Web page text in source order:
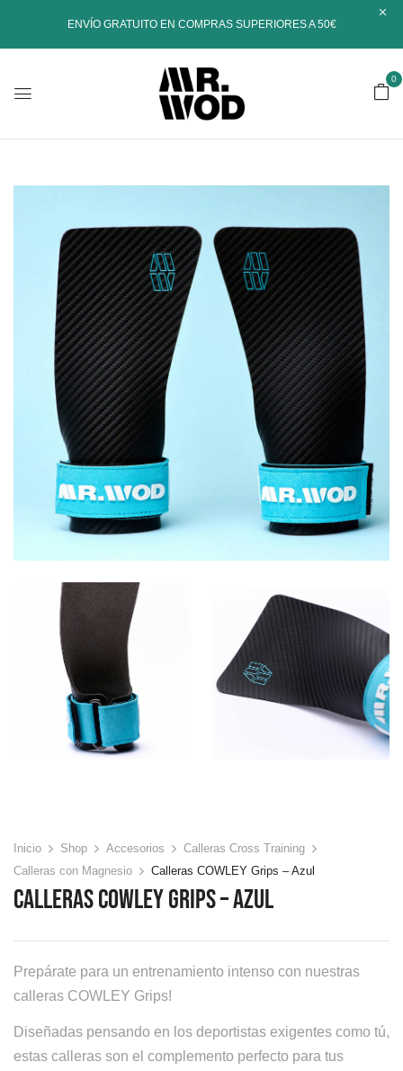
ENVÍO GRATUITO EN COMPRAS SUPERIORES A 50€
0
Inicio Shop Accesorios
Calleras Cross Training
Calleras con Magnesio
Calleras COWLEY Grips – Azul
Calleras COWLEY Grips – Azul
Prepárate para un entrenamiento intenso con nuestras
calleras COWLEY Grips!
Diseñadas pensando en los deportistas exigentes como tú,
estas calleras son el complemento perfecto para tus